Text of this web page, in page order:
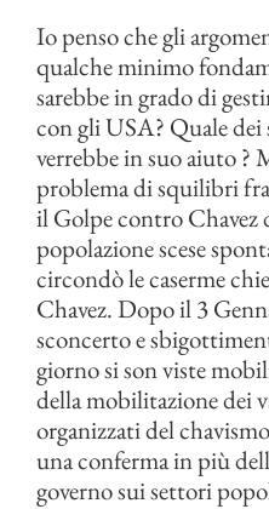
Io penso che gli
qualche minimo
sarebbe in grado di
con gli USA? Quale
verrebbe in suo aiuto ?
problema di squilibri
il Golpe contro Chavez
popolazione scese
circondò le caserme
Chavez. Dopo il 3
sconcerto e
giorno si son viste
della mobilitazione dei
organizzati del
una conferma in più
governo sui settori